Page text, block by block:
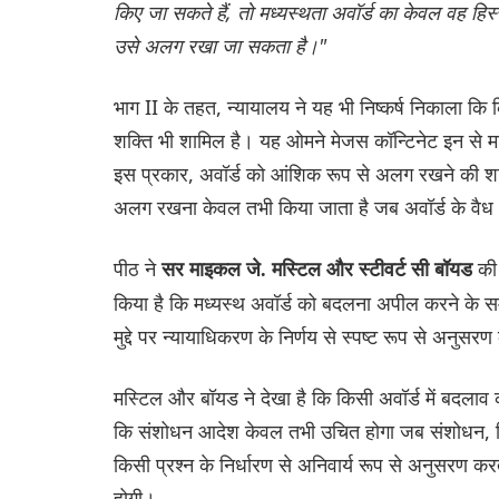
किए जा सकते हैं, तो मध्यस्थता अवॉर्ड का केवल वह
उसे अलग रखा जा सकता है।"
भाग II के तहत, न्यायालय ने यह भी निष्कर्ष
शक्ति भी शामिल है। यह ओमने मेजस कॉन्टिनेट इन से
इस प्रकार, अवॉर्ड को आंशिक रूप से अलग रखने की
अलग रखना केवल तभी किया जाता है जब अवॉर्ड के
पीठ नेसर माइकल जे. मस्टिल और स्टीवर्ट सी बॉयड
किया है कि मध्यस्थ अवॉर्ड को बदलना अपील करने
मुद्दे पर न्यायाधिकरण के निर्णय से स्पष्ट रूप से
मस्टिल और बॉयड ने देखा है कि किसी अवॉर्ड में
कि संशोधन आदेश केवल तभी उचित होगा जब संशोधन,
किसी प्रश्न के निर्धारण से अनिवार्य रूप से अनुसरण